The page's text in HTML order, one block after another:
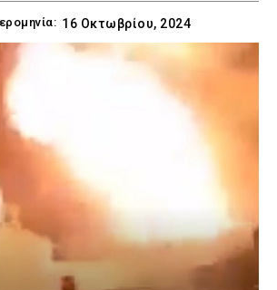
16 Οκτωβρίου, 2024